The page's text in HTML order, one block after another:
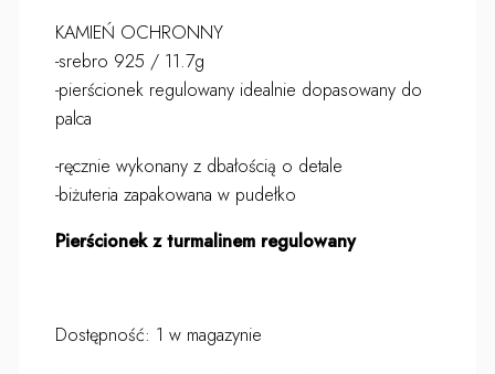
KAMIEŃ OCHRONNY
-srebro 925 / 11.7g
-pierścionek regulowany idealnie dopasowany do
palca
-ręcznie wykonany z dbałością o detale
-biżuteria zapakowana w pudełko
Pierścionek z turmalinem regulowany
Dostępność: 1 w magazynie